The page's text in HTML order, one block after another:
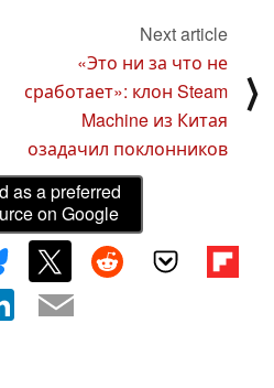
Next article
«Это ни за что не
сработает»: клон Steam
Machine из Китая
озадачил поклонников
⟩
as a preferred
on Google